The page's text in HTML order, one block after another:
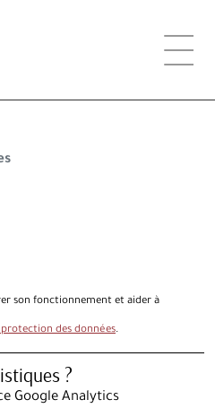
son fonctionnement et aider à
des données.
?
Google Analytics